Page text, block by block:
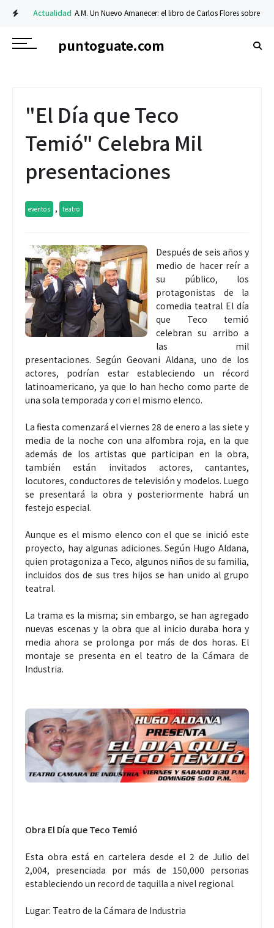
Actualidad A.M. Un Nuevo Amanecer: el libro de Carlos Flores sobre fe y
puntoguate.com
"El Día que Teco
Temió" Celebra Mil
presentaciones
eventos , teatro
Después de seis años y
medio de hacer reír a
su público, los
protagonistas de la
comedia teatral El día
que Teco temió
celebran su arribo a
las mil
presentaciones. Según Geovani Aldana, uno de los
actores, podrían estar estableciendo un récord
latinoamericano, ya que lo han hecho como parte de
una sola temporada y con el mismo elenco.
La fiesta comenzará el viernes 28 de enero a las siete y
media de la noche con una alfombra roja, en la que
además de los artistas que participan en la obra,
también están invitados actores, cantantes,
locutores, conductores de televisión y modelos. Luego
se presentará la obra y posteriormente habrá un
festejo especial.
Aunque es el mismo elenco con el que se inició este
proyecto, hay algunas adiciones. Según Hugo Aldana,
quien protagoniza a Teco, algunos niños de su familia,
incluidos dos de sus tres hijos se han unido al grupo
teatral.
La trama es la misma; sin embargo, se han agregado
nuevas escenas y la obra que al inicio duraba hora y
media ahora se prolonga por más de dos horas. El
montaje se presenta en el teatro de la Cámara de
Industria.
Obra El Día que Teco Temió
Esta obra está en cartelera desde el 2 de Julio del
2,004, presenciada por más de 150,000 personas
estableciendo un record de taquilla a nivel regional.
Lugar: Teatro de la Cámara de Industria